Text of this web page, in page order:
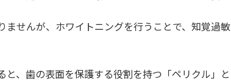
ませんが、ホワイトニングを行うことで、知覚過
と、歯の表面を保護する役割を持つ「ペリクル」